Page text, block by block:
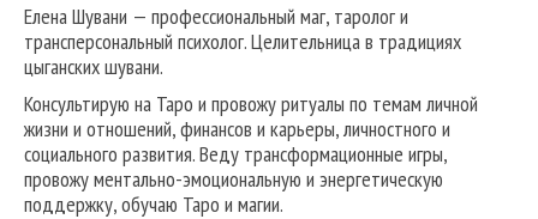
Елена Шувани — профессиональный маг, таролог и
трансперсональный психолог. Целительница в традициях
цыганских шувани.
Консультирую на Таро и провожу ритуалы по темам личной
жизни и отношений, финансов и карьеры, личностного и
социального развития. Веду трансформационные игры,
провожу ментально-эмоциональную и энергетическую
поддержку, обучаю Таро и магии.